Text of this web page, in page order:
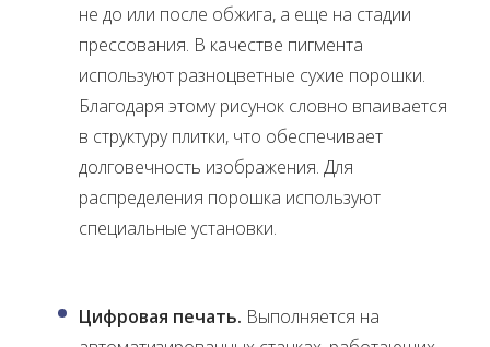
не до или после обжига, а еще на стадии
прессования. В качестве пигмента
используют разноцветные сухие порошки.
Благодаря этому рисунок словно впаивается
в структуру плитки, что обеспечивает
долговечность изображения. Для
распределения порошка используют
специальные установки.
Цифровая печать. Выполняется на